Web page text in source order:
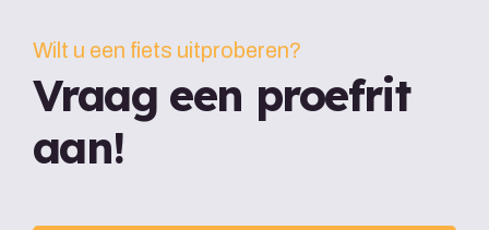
Wilt u een fiets uitproberen?
Vraag een proefrit
aan!